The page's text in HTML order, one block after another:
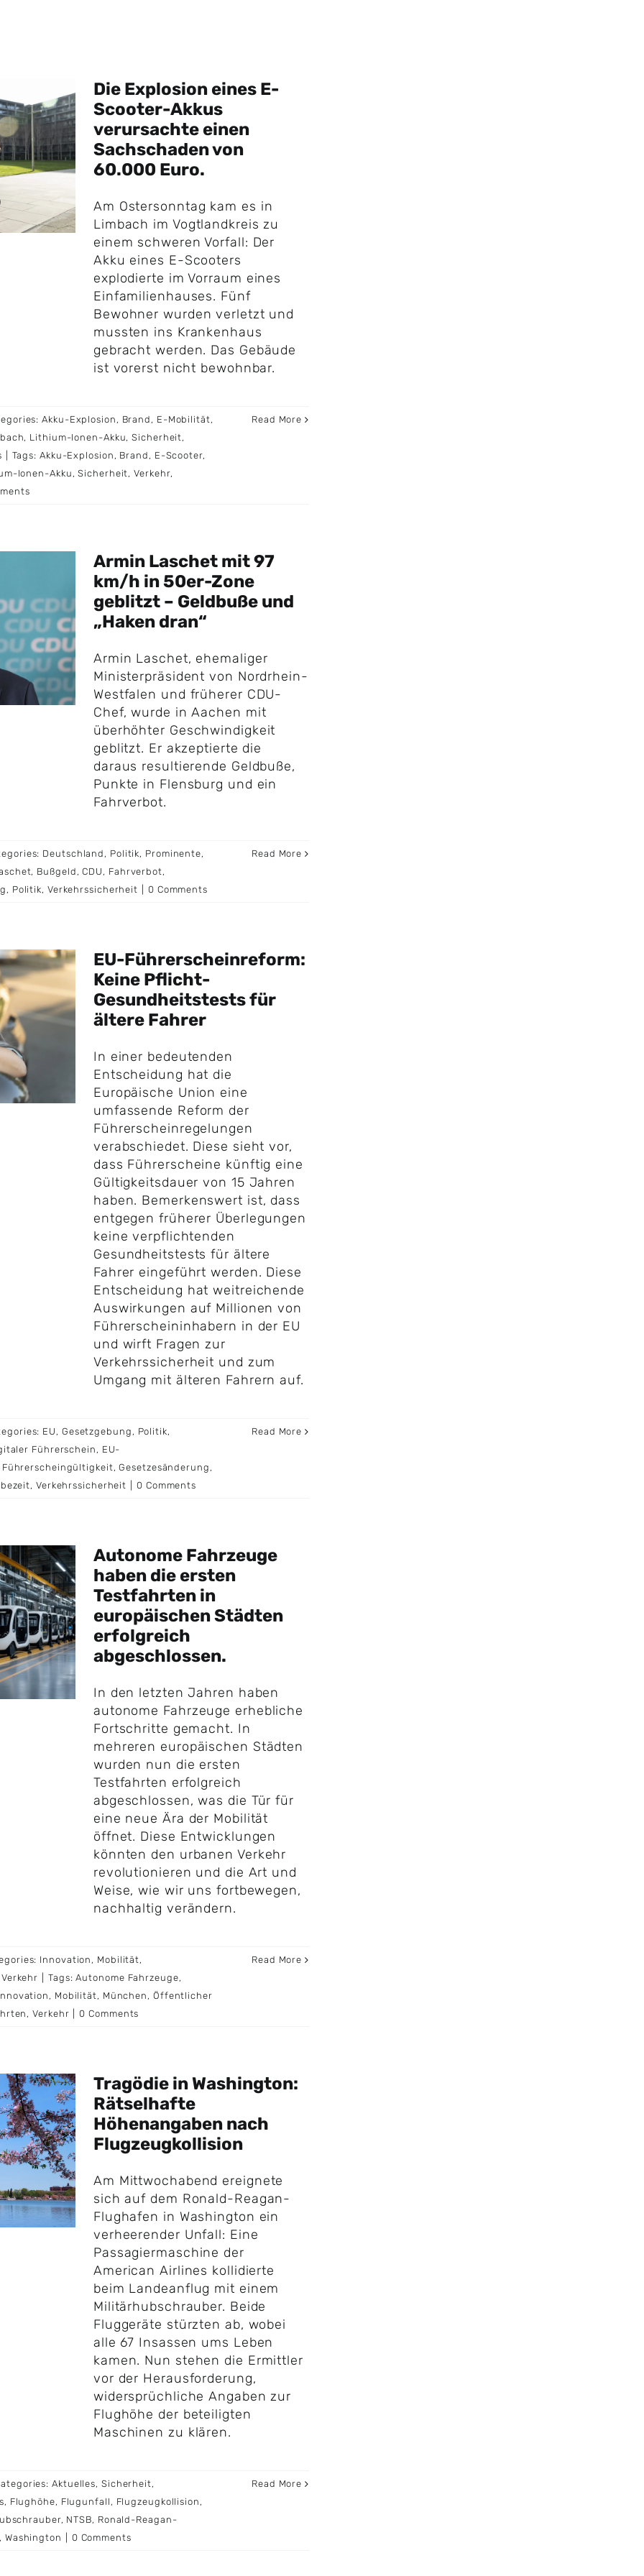
Die Explosion eines E-
Scooter-Akkus
verursachte einen
Sachschaden von
60.000 Euro.
Am Ostersonntag kam es in
Limbach im Vogtlandkreis zu
einem schweren Vorfall: Der
Akku eines E-Scooters
explodierte im Vorraum eines
Einfamilienhauses. Fünf
Bewohner wurden verletzt und
mussten ins Krankenhaus
gebracht werden. Das Gebäude
ist vorerst nicht bewohnbar.
Akku-Explosion , Brand , E-Mobilität,
, Lithium-Ionen-Akku,Sicherheit,
Tags: Akku-Explosion , Brand , E-Scooter,
Ionen-Akku ,Sicherheit,Verkehr,
Read More
Armin Laschet mit 97
km/h in 50er-Zone
geblitzt – Geldbuße und
„Haken dran“
Armin Laschet, ehemaliger
Ministerpräsident von Nordrhein-
Westfalen und früherer CDU-
Chef, wurde in Aachen mit
überhöhter Geschwindigkeit
geblitzt. Er akzeptierte die
daraus resultierende Geldbuße,
Punkte in Flensburg und ein
Fahrverbot.
Deutschland , Politik, Prominente,
, Bußgeld ,CDU , Fahrverbot,
, Politik, Verkehrssicherheit 0 Comments
Read More
EU-Führerscheinreform:
Keine Pflicht-
Gesundheitstests für
ältere Fahrer
In einer bedeutenden
Entscheidung hat die
Europäische Union eine
umfassende Reform der
Führerscheinregelungen
verabschiedet. Diese sieht vor,
dass Führerscheine künftig eine
Gültigkeitsdauer von 15 Jahren
haben. Bemerkenswert ist, dass
entgegen früherer Überlegungen
keine verpflichtenden
Gesundheitstests für ältere
Fahrer eingeführt werden. Diese
Entscheidung hat weitreichende
Auswirkungen auf Millionen von
Führerscheininhabern in der EU
und wirft Fragen zur
Verkehrssicherheit und zum
Umgang mit älteren Fahrern auf.
EU , Gesetzgebung , Politik,
Führerschein, EU-
Führerscheingültigkeit,Gesetzesänderung ,
, Verkehrssicherheit 0 Comments
Read More
Autonome Fahrzeuge
haben die ersten
Testfahrten in
europäischen Städten
erfolgreich
abgeschlossen.
In den letzten Jahren haben
autonome Fahrzeuge erhebliche
Fortschritte gemacht. In
mehreren europäischen Städten
wurden nun die ersten
Testfahrten erfolgreich
abgeschlossen, was die Tür für
eine neue Ära der Mobilität
öffnet. Diese Entwicklungen
könnten den urbanen Verkehr
revolutionieren und die Art und
Weise, wie wir uns fortbewegen,
nachhaltig verändern.
Innovation , Mobilität,
Verkehr Tags:Autonome Fahrzeuge,
, Mobilität, München , Öffentlicher
,Verkehr 0 Comments
Read More
Tragödie in Washington:
Rätselhafte
Höhenangaben nach
Flugzeugkollision
Am Mittwochabend ereignete
sich auf dem Ronald-Reagan-
Flughafen in Washington ein
verheerender Unfall: Eine
Passagiermaschine der
American Airlines kollidierte
beim Landeanflug mit einem
Militärhubschrauber. Beide
Fluggeräte stürzten ab, wobei
alle 67 Insassen ums Leben
kamen. Nun stehen die Ermittler
vor der Herausforderung,
widersprüchliche Angaben zur
Flughöhe der beteiligten
Maschinen zu klären.
Aktuelles, Sicherheit,
, Flughöhe, Flugunfall , Flugzeugkollision ,
, NTSB, Ronald-Reagan-
, Washington 0 Comments
Read More